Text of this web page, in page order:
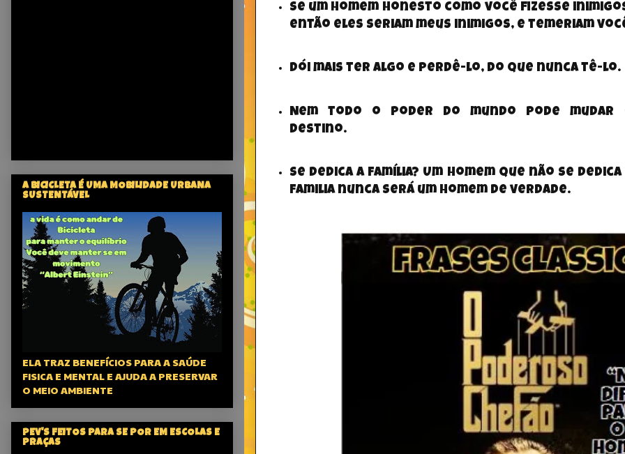
Se um homem honesto como você fizesse
então eles seriam meus inimigos, e temeriam
Dói mais ter algo e perdê-lo, do que nunca tê-lo.
Nem todo o poder do mundo pode mudar
destino.
Se dedica a família? Um homem que não se dedica
familia nunca será um homem de verdade.
A BICICLETA É UMA MOBILIDADE URBANA
SUSTENTÁVEL
ELA TRAZ BENEFÍCIOS PARA A SAÚDE
FISICA E MENTAL E AJUDA A PRESERVAR
O MEIO AMBIENTE
PEV'S FEITOS PARA SE POR EM ESCOLAS E
PRAÇAS